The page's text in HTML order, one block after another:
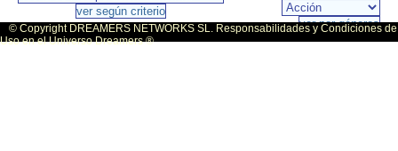
© Copyright DREAMERS NETWORKS SL. Responsabilidades y Condiciones de
Uso en el Universo Dreamers ®